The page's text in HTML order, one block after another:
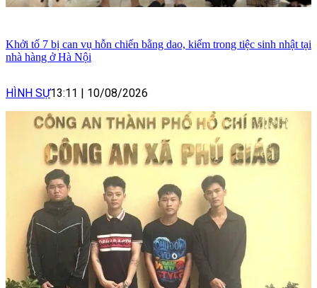
Khởi tố 7 bị can vụ hỗn chiến bằng dao, kiếm trong tiệc sinh nhật tại
nhà hàng ở Hà Nội
HÌNH SỰ13:11 10/08/2026